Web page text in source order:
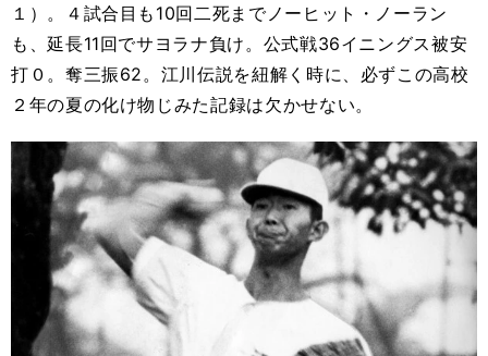
１）。４試合目も10回二死までノーヒット・ノーラン
も、延長11回でサヨラナ負け。公式戦36イニングス被安
打０。奪三振62。江川伝説を紐解く時に、必ずこの高校
２年の夏の化け物じみた記録は欠かせない。